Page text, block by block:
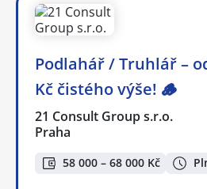
Podlahář / Truhlář –
Kč čistého výše! 🪵
21 Consult Group s.r.o.
Praha
58 000 – 68 000 Kč